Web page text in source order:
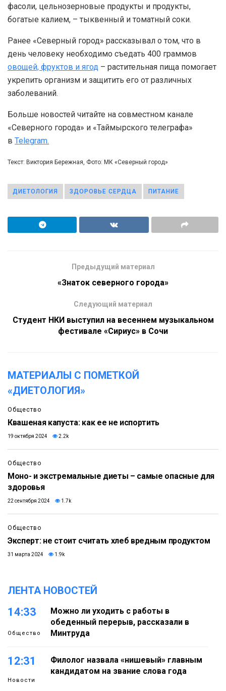
фасоли, цельнозерновые продукты и продукты,
богатые калием, – тыквенный и томатный соки.
Ранее «Северный город» рассказывал о том, что в
день человеку необходимо съедать 400 граммов
овощей, фруктов и ягод – растительная пища помогает
укрепить организм и защитить его от различных
заболеваний.
Больше новостей читайте на совместном канале
«Северного города» и «Таймырского телеграфа»
в Telegram.
Текст: Виктория Бережная, Фото: МК «Северный город»
ДИЕТОЛОГИЯ ЗДОРОВЬЕ СЕРДЦА ПИТАНИЕ
Предыдущий материал
«Знаток северного города»
Следующий материал
Студент НКИ выступил на весеннем музыкальном
фестивале «Сириус» в Сочи
МАТЕРИАЛЫ С ПОМЕТКОЙ
«ДИЕТОЛОГИЯ»
Общество
Квашеная капуста: как ее не испортить
19 октября 2024 2.2k
Общество
Моно- и экстремальные диеты – самые опасные для
здоровья
22 сентября 2024 1.7k
Общество
Эксперт: не стоит считать хлеб вредным продуктом
31 марта 2024 1.9k
ЛЕНТА НОВОСТЕЙ
14:33
Общество
Можно ли уходить с работы в
обеденный перерыв, рассказали в
Минтруда
12:31
Новости
Филолог назвала «нишевый» главным
кандидатом на звание слова года